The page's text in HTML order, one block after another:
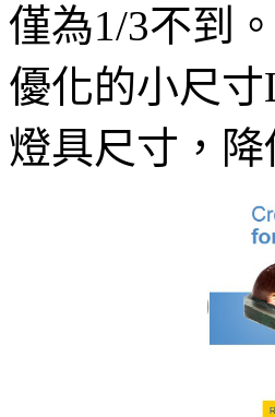
僅為1/3不到
優化的小尺
燈具尺寸，